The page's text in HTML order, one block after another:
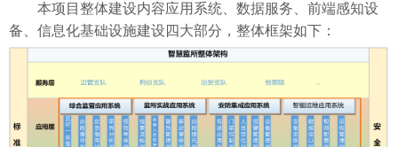
本项目整体建设内容应用系统、数据服务、前端感知设
备、信息化基础设施建设四大部分，整体框架如下：